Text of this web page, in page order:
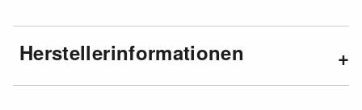
Herstellerinformationen